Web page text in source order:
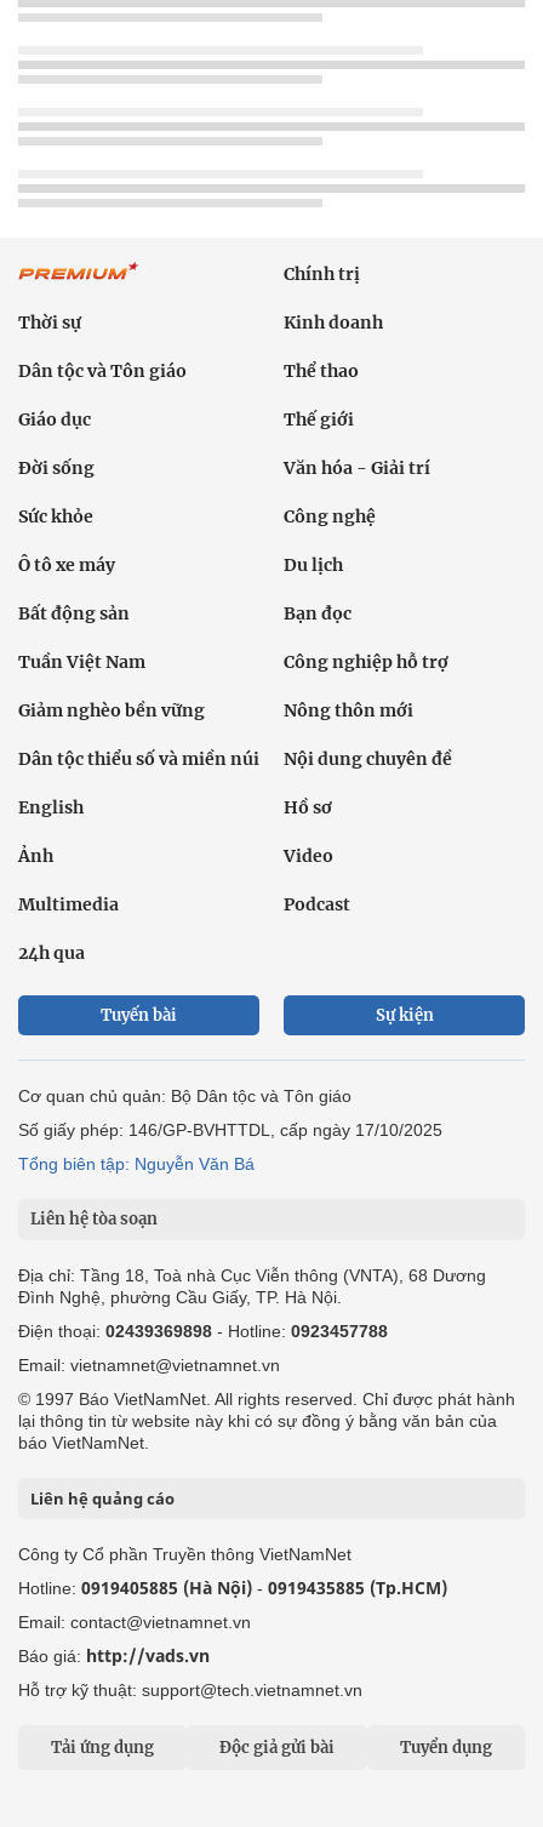
Chính trị
Thời sự Kinh doanh
Dân tộc và Tôn giáo Thể thao
Giáo dục Thế giới
Đời sống Văn hóa - Giải trí
Sức khỏe Công nghệ
Ô tô xe máy Du lịch
Bất động sản Bạn đọc
Tuần Việt Nam Công nghiệp hỗ trợ
Giảm nghèo bền vững Nông thôn mới
Dân tộc thiểu số và miền núi Nội dung chuyên đề
English Hồ sơ
Ảnh Video
Multimedia Podcast
24h qua
Tuyến bài Sự kiện
Cơ quan chủ quản: Bộ Dân tộc và Tôn giáo
Số giấy phép: 146/GP-BVHTTDL, cấp ngày 17/10/2025
Tổng biên tập: Nguyễn Văn Bá
Liên hệ tòa soạn
Địa chỉ: Tầng 18, Toà nhà Cục Viễn thông (VNTA), 68 Dương
Đình Nghệ, phường Cầu Giấy, TP. Hà Nội.
Điện thoại: 02439369898 - Hotline: 0923457788
Email: vietnamnet@vietnamnet.vn
© 1997 Báo VietNamNet. All rights reserved. Chỉ được phát hành
lại thông tin từ website này khi có sự đồng ý bằng văn bản của
báo VietNamNet.
Liên hệ quảng cáo
Công ty Cổ phần Truyền thông VietNamNet
Hotline: 0919405885 (Hà Nội) - 0919435885 (Tp.HCM)
Email: contact@vietnamnet.vn
Báo giá: http://vads.vn
Hỗ trợ kỹ thuật: support@tech.vietnamnet.vn
Tải ứng dụng Độc giả gửi bài Tuyển dụng